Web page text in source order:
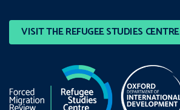
VISIT THE REFUGEE STUDIES CENTRE